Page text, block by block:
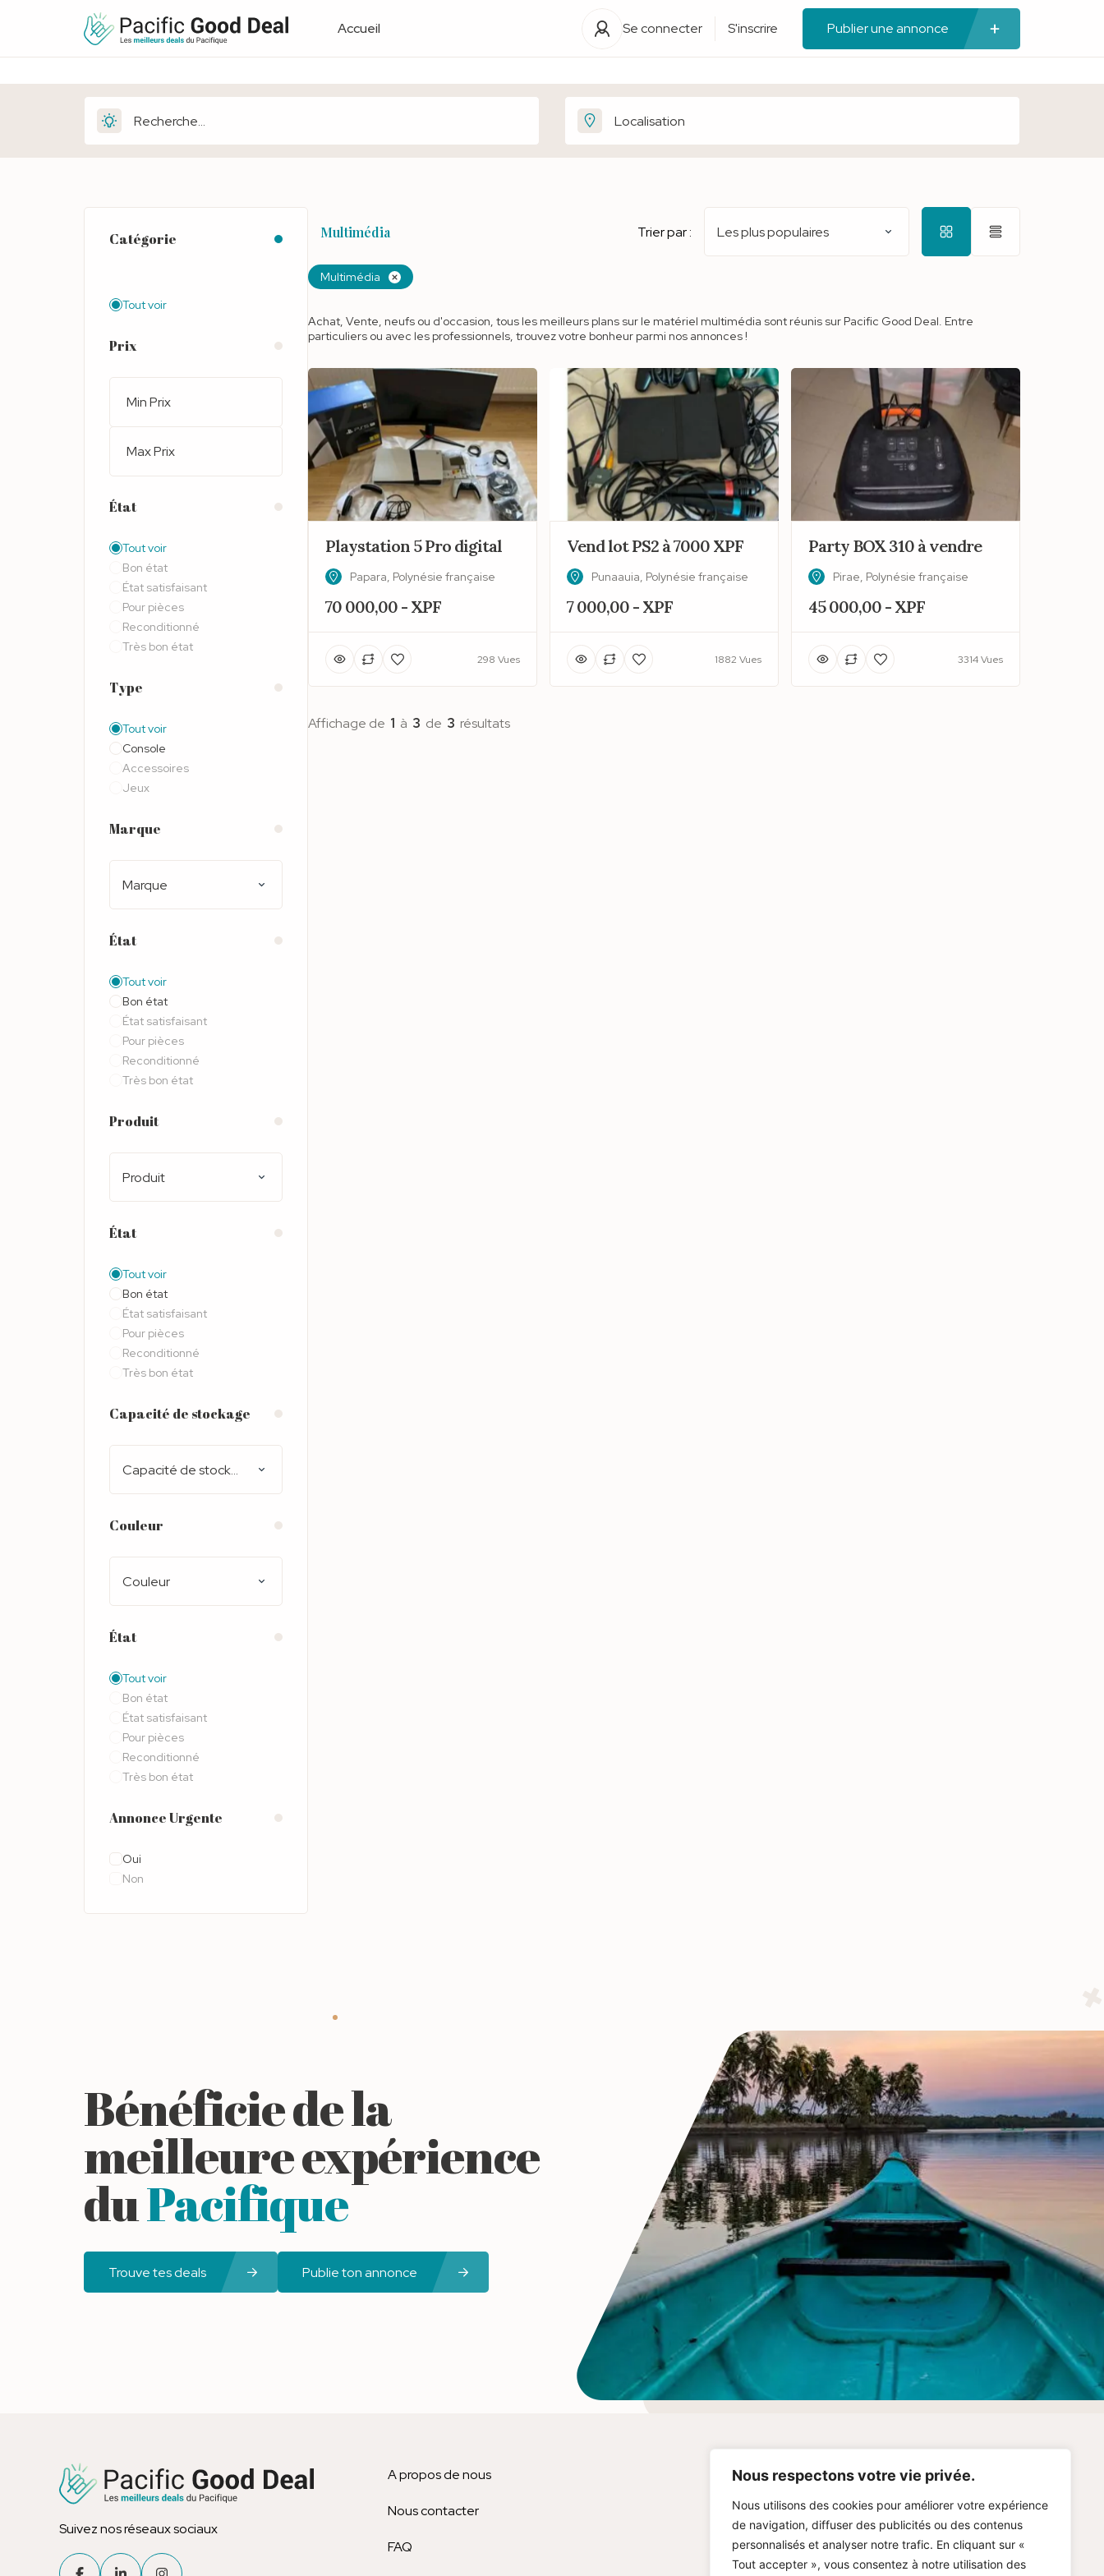
Nous respectons votre vie privée.
Nous utilisons des cookies pour améliorer votre expérience
de navigation, diffuser des publicités ou des contenus
personnalisés et analyser notre trafic. En cliquant sur «
Tout accepter », vous consentez à notre utilisation des
Accueil Se connecter S'inscrire Publier une annonce
Catégorie
Tout voir
Prix
État
Tout voir
Bon état
État satisfaisant
Pour pièces
Reconditionné
Très bon état
Type
Tout voir
Console
Accessoires
Jeux
Marque
Marque
État
Tout voir
Bon état
État satisfaisant
Pour pièces
Reconditionné
Très bon état
Produit
Produit
État
Tout voir
Bon état
État satisfaisant
Pour pièces
Reconditionné
Très bon état
Capacité de stockage
Capacité de stockage
Couleur
Couleur
État
Tout voir
Bon état
État satisfaisant
Pour pièces
Reconditionné
Très bon état
Annonce Urgente
Oui
Non
Multimédia Trier par : Les plus populaires
Multimédia
Achat, Vente, neufs ou d'occasion, tous les meilleurs plans sur le matériel multimédia sont réunis sur Pacific Good Deal. Entre
particuliers ou avec les professionnels, trouvez votre bonheur parmi nos annonces !
Playstation 5 Pro digital
Papara, Polynésie française
70 000,00 - XPF
298 Vues
Vend lot PS2 à 7000 XPF
Punaauia, Polynésie française
7 000,00 - XPF
1882 Vues
Party BOX 310 à vendre
Pirae, Polynésie française
45 000,00 - XPF
3314 Vues
Affichage de 1 à 3 de 3 résultats
Bénéficie de la
meilleure expérience
duPacifique
Trouve tes deals Publie ton annonce
Suivez nos réseaux sociaux
A propos de nous
Nous contacter
FAQ
Blog
Mentions Légales
Estimation Immobilière Gratuite